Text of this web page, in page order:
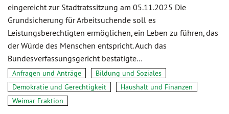
eingereicht zur Stadtratssitzung am 05.11.2025 Die
Grundsicherung für Arbeitsuchende soll es
Leistungsberechtigten ermöglichen, ein Leben zu führen, das
der Würde des Menschen entspricht. Auch das
Bundesverfassungsgericht bestätigte…
Anfragen und Anträge
Bildung und Soziales
Demokratie und Gerechtigkeit
Haushalt und Finanzen
Weimar Fraktion